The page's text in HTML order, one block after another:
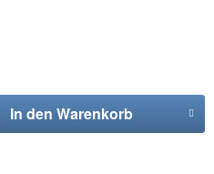
In den Warenkorb